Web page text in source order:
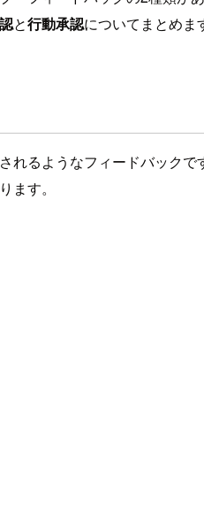
と行動承認についてまとめま
るようなフィードバックで
ます。